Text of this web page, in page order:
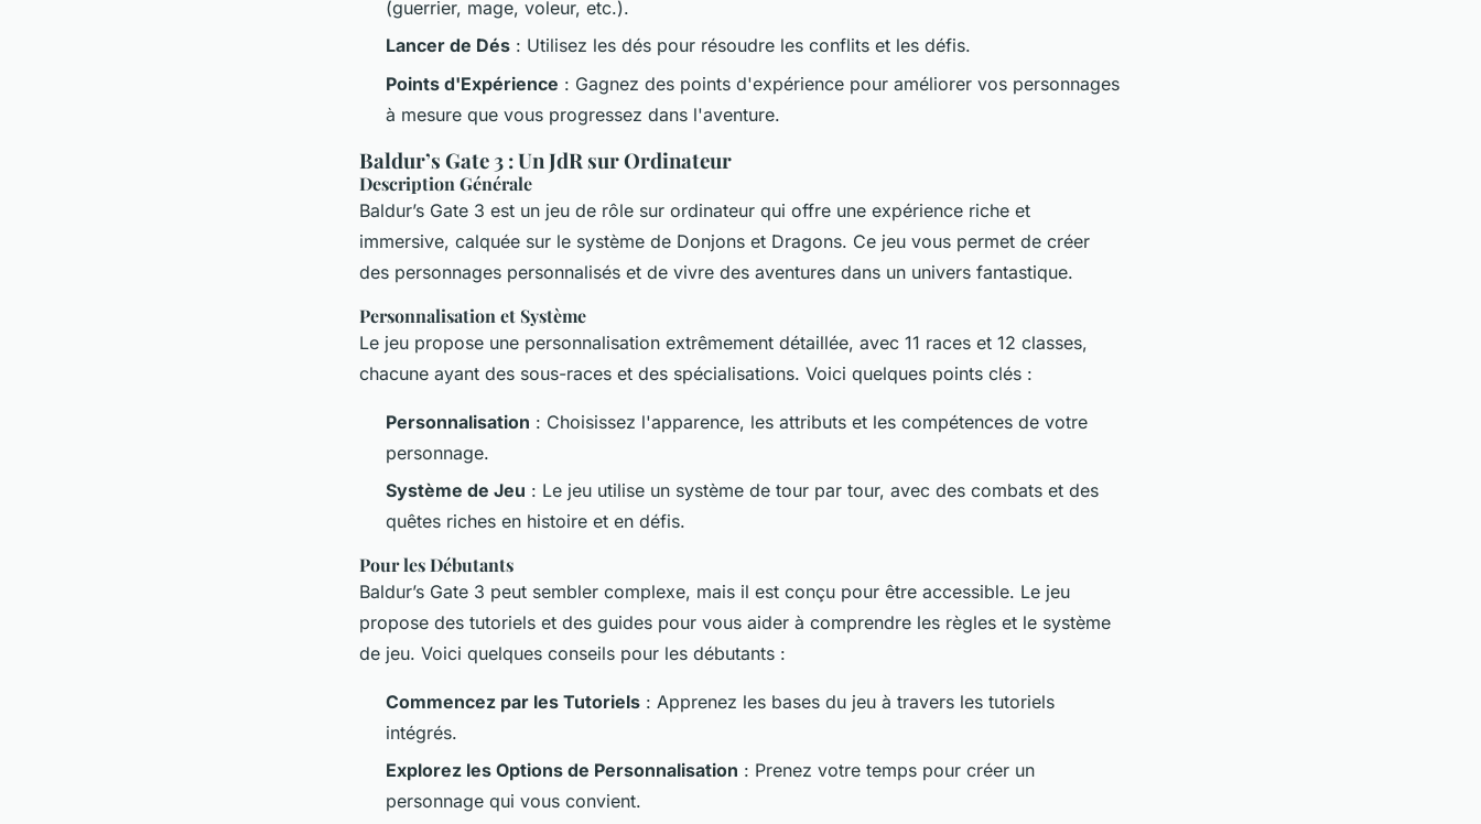
(guerrier, mage, voleur, etc.).
Lancer de Dés : Utilisez les dés pour résoudre les conflits et les défis.
Points d'Expérience : Gagnez des points d'expérience pour améliorer vos personnages
à mesure que vous progressez dans l'aventure.
Baldur’s Gate 3 : Un JdR sur Ordinateur
Description Générale
Baldur’s Gate 3 est un jeu de rôle sur ordinateur qui offre une expérience riche et
immersive, calquée sur le système de Donjons et Dragons. Ce jeu vous permet de créer
des personnages personnalisés et de vivre des aventures dans un univers fantastique.
Personnalisation et Système
Le jeu propose une personnalisation extrêmement détaillée, avec 11 races et 12 classes,
chacune ayant des sous-races et des spécialisations. Voici quelques points clés :
Personnalisation : Choisissez l'apparence, les attributs et les compétences de votre
personnage.
Système de Jeu : Le jeu utilise un système de tour par tour, avec des combats et des
quêtes riches en histoire et en défis.
Pour les Débutants
Baldur’s Gate 3 peut sembler complexe, mais il est conçu pour être accessible. Le jeu
propose des tutoriels et des guides pour vous aider à comprendre les règles et le système
de jeu. Voici quelques conseils pour les débutants :
Commencez par les Tutoriels : Apprenez les bases du jeu à travers les tutoriels
intégrés.
Explorez les Options de Personnalisation : Prenez votre temps pour créer un
personnage qui vous convient.